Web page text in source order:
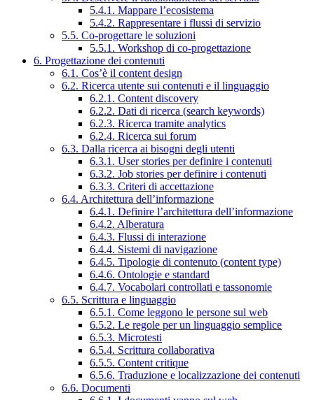
5.4.1. Mappare l’ecosistema
5.4.2. Rappresentare i flussi di servizio
5.5. Co-progettare le soluzioni
5.5.1. Workshop di co-progettazione
6. Progettazione dei contenuti
6.1. Cos’è il content design
6.2. Ricerca utente sui contenuti e il linguaggio
6.2.1. Content discovery
6.2.2. Dati di ricerca (search keywords)
6.2.3. Ricerca tramite analytics
6.2.4. Ricerca sui forum
6.3. Dalla ricerca ai bisogni degli utenti
6.3.1. User stories per definire i contenuti
6.3.2. Job stories per definire i contenuti
6.3.3. Criteri di accettazione
6.4. Architettura dell’informazione
6.4.1. Definire l’architettura dell’informazione
6.4.2. Alberatura
6.4.3. Flussi di interazione
6.4.4. Sistemi di navigazione
6.4.5. Tipologie di contenuto (content type)
6.4.6. Ontologie e standard
6.4.7. Vocabolari controllati e tassonomie
6.5. Scrittura e linguaggio
6.5.1. Come leggono le persone sul web
6.5.2. Le regole per un linguaggio semplice
6.5.3. Microtesti
6.5.4. Scrittura collaborativa
6.5.5. Content critique
6.5.6. Traduzione e localizzazione dei contenuti
6.6. Documenti